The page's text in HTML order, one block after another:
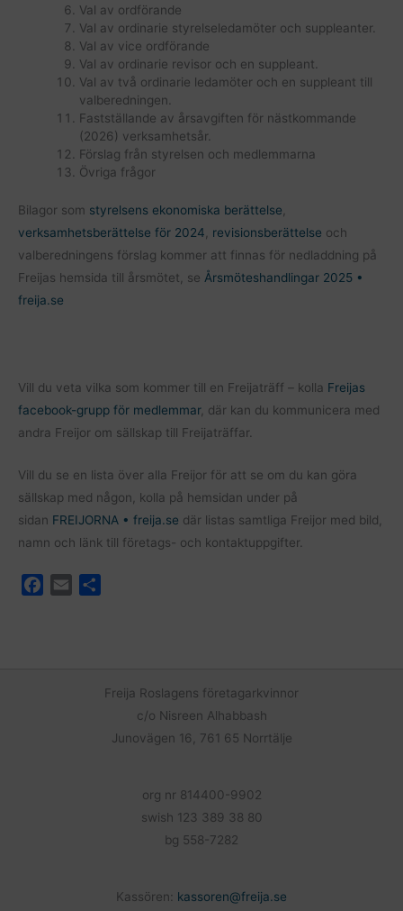
Val av ordförande
Val av ordinarie styrelseledamöter och suppleanter.
Val av vice ordförande
Val av ordinarie revisor och en suppleant.
Val av två ordinarie ledamöter och en suppleant till
valberedningen.
Fastställande av årsavgiften för nästkommande
(2026) verksamhetsår.
Förslag från styrelsen och medlemmarna
Övriga frågor
Bilagor som styrelsens ekonomiska berättelse
verksamhetsberättelse för 2024
revisionsberättelse och
valberedningens förslag kommer att finnas för nedladdning på
Freijas hemsida till årsmötet, se Årsmöteshandlingar 2025 •
freija.se
Vill du veta vilka som kommer till en Freijaträff – kolla Freijas
facebook-grupp för medlemmar, där kan du kommunicera med
andra Freijor om sällskap till Freijaträffar.
Vill du se en lista över alla Freijor för att se om du kan göra
sällskap med någon, kolla på hemsidan under på
sidan FREIJORNA • freija.se där listas samtliga Freijor med bild,
namn och länk till företags- och kontaktuppgifter.
Freija Roslagens företagarkvinnor
c/o Nisreen Alhabbash
Junovägen 16, 761 65 Norrtälje
org nr 814400-9902
swish 123 389 38 80
bg 558-7282
Kassören: kassoren@freija.se